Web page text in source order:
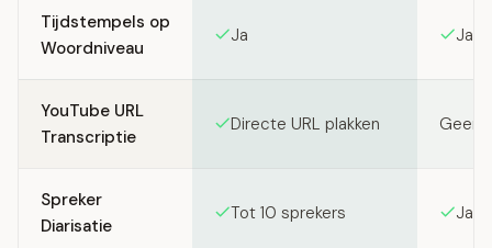
Tijdstempels op
Woordniveau
Ja Ja
YouTube URL
Transcriptie
Directe URL plakken Geen
Spreker
Diarisatie
Tot 10 sprekers Ja